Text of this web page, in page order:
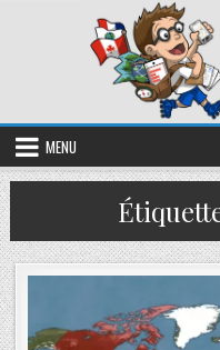
MENU